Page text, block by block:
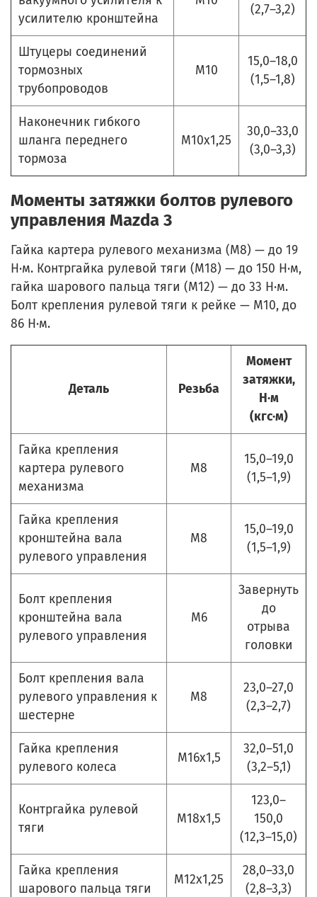
усилителю кронштейна
(2,7–3,2)
Штуцеры соединений
тормозных
трубопроводов
М10
15,0–18,0
(1,5–1,8)
Наконечник гибкого
шланга переднего
тормоза
М10х1,25
30,0–33,0
(3,0–3,3)
Моменты затяжки болтов рулевого
управления Mazda 3
Гайка картера рулевого механизма (М8) — до 19
Н·м. Контргайка рулевой тяги (М18) — до 150 Н·м,
гайка шарового пальца тяги (М12) — до 33 Н·м.
Болт крепления рулевой тяги к рейке — М10, до
86 Н·м.
Деталь Резьба
Момент
затяжки,
Н·м
(кгс·м)
Гайка крепления
картера рулевого
механизма
М8
15,0–19,0
(1,5–1,9)
Гайка крепления
кронштейна вала
рулевого управления
М8
15,0–19,0
(1,5–1,9)
Болт крепления
кронштейна вала
рулевого управления
М6
Завернуть
до
отрыва
головки
Болт крепления вала
рулевого управления к
шестерне
М8
23,0–27,0
(2,3–2,7)
Гайка крепления
рулевого колеса
М16х1,5
32,0–51,0
(3,2–5,1)
Контргайка рулевой
тяги
М18х1,5
123,0–
150,0
(12,3–15,0)
Гайка крепления
шарового пальца тяги
М12х1,25
28,0–33,0
(2,8–3,3)